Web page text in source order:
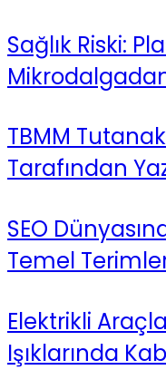
Sağlık Riski:
TBMM
Tarafından
SEO
Temel
Elektrikli
Işıklarında